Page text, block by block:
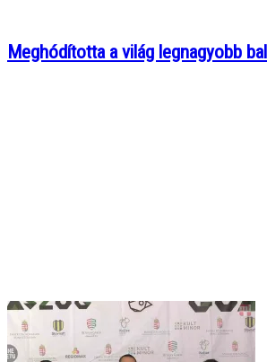
Meghódította a világ legnagyobb